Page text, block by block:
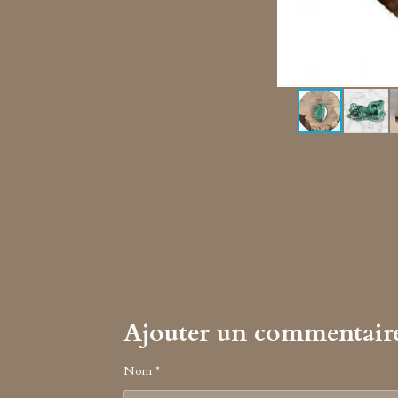
Ajouter un
Nom *